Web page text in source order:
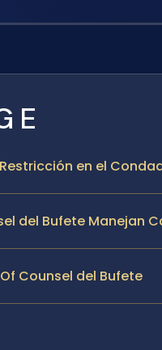
en el
del Bufete Manejan
Counsel del Bufete